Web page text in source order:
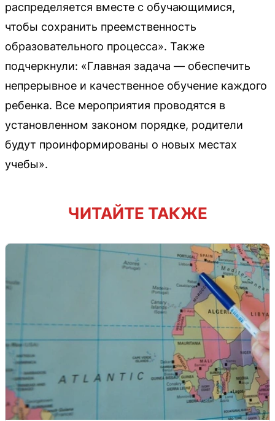
распределяется вместе с обучающимися,
чтобы сохранить преемственность
образовательного процесса». Также
подчеркнули: «Главная задача — обеспечить
непрерывное и качественное обучение каждого
ребенка. Все мероприятия проводятся в
установленном законом порядке, родители
будут проинформированы о новых местах
учебы».
ЧИТАЙТЕ ТАКЖЕ